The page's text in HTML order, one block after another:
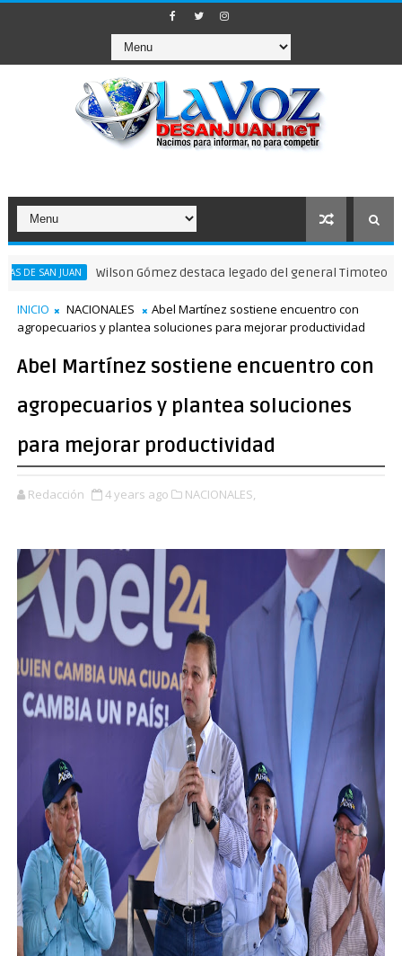
Wilson Gómez destaca legado del general Timoteo Ogando en
INICIO NACIONALES
Abel Martínez sostiene encuentro con
agropecuarios y plantea soluciones para mejorar productividad
Abel Martínez sostiene encuentro con
agropecuarios y plantea soluciones
para mejorar productividad
Redacción 4 years ago NACIONALES,